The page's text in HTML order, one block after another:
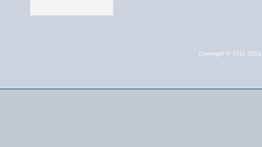
Copyright © 2011-